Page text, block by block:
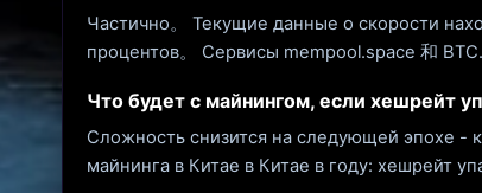
Частично。 Текущие данные о скорости
процентов。 Сервисы mempool.space 和
Что будет с майнингом, если хешрейт
Сложность снизится на следующей эпохе -
майнинга в Китае в Китае в году: хешрейт